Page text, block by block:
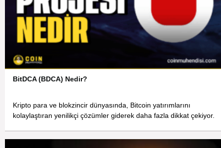
BitDCA (BDCA) Nedir?
Kripto para ve blokzincir dünyasında, Bitcoin yatırımlarını
kolaylaştıran yenilikçi çözümler giderek daha fazla dikkat çekiyor.